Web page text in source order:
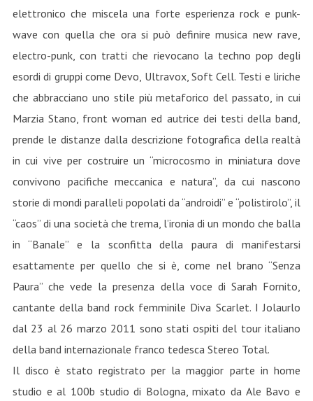
elettronico che miscela una forte esperienza rock e punk-
wave con quella che ora si può definire musica new rave,
electro-punk, con tratti che rievocano la techno pop degli
esordi di gruppi come Devo, Ultravox, Soft Cell. Testi e liriche
che abbracciano uno stile più metaforico del passato, in cui
Marzia Stano, front woman ed autrice dei testi della band,
prende le distanze dalla descrizione fotografica della realtà
in cui vive per costruire un “microcosmo in miniatura dove
convivono pacifiche meccanica e natura”, da cui nascono
storie di mondi paralleli popolati da “androidi” e “polistirolo”, il
“caos” di una società che trema, l’ironia di un mondo che balla
in “Banale” e la sconfitta della paura di manifestarsi
esattamente per quello che si è, come nel brano “Senza
Paura” che vede la presenza della voce di Sarah Fornito,
cantante della band rock femminile Diva Scarlet. I Jolaurlo
dal 23 al 26 marzo 2011 sono stati ospiti del tour italiano
della band internazionale franco tedesca Stereo Total.
Il disco è stato registrato per la maggior parte in home
studio e al 100b studio di Bologna, mixato da Ale Bavo e